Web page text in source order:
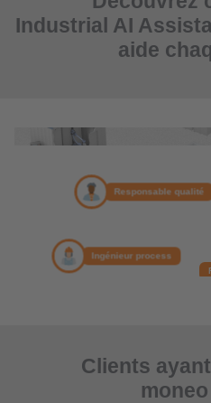
Industrial AI
aide
Clients
moneo